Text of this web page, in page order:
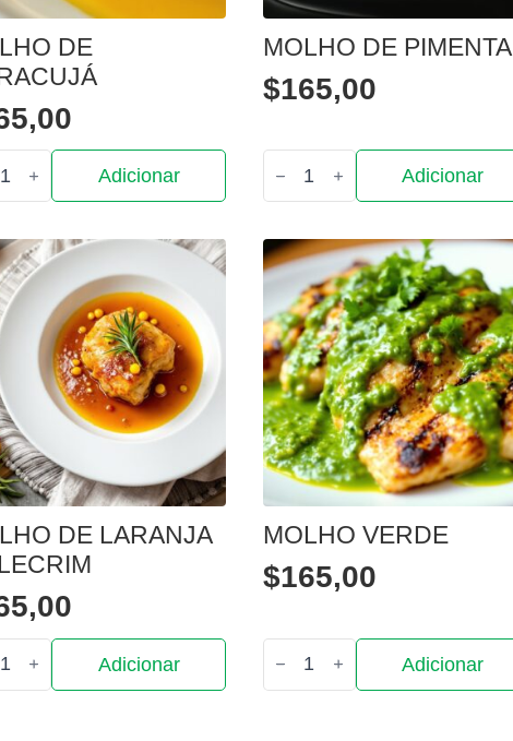
DE
Adicionar
MOLHO DE PIMENTA
$165,00
Quantidade
de
Molho
Pimenta
Adicionar
DE LARANJA
Adicionar
MOLHO VERDE
$165,00
Quantidade
de
Molho
Adicionar